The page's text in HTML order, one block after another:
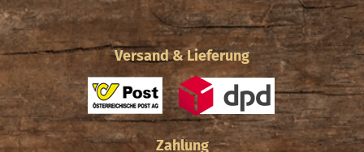
Versand & Lieferung
Zahlung